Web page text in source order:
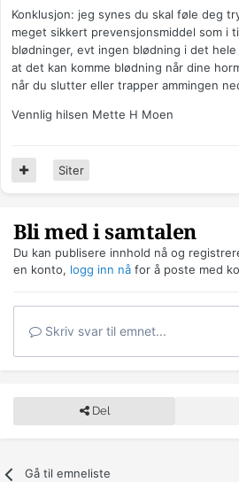
Konklusjon: jeg synes du skal føle deg
meget sikkert prevensjonsmiddel som i
blødninger, evt ingen blødning i det
at det kan komme blødning når dine
når du slutter eller trapper ammingen
Vennlig hilsen Mette H Moen
Siter
Bli med i samtalen
Du kan publisere innhold nå og
en konto, logg inn nå for å poste med
Skriv svar til emnet...
Del
Gå til emneliste